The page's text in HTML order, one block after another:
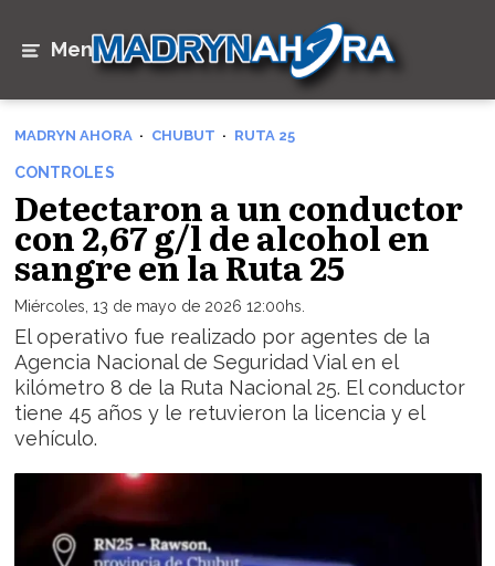
Menú
MADRYN AHORA CHUBUT RUTA 25
CONTROLES
Detectaron a un conductor
con 2,67 g/l de alcohol en
sangre en la Ruta 25
Miércoles, 13 de mayo de 2026 12:00hs.
El operativo fue realizado por agentes de la
Agencia Nacional de Seguridad Vial en el
kilómetro 8 de la Ruta Nacional 25. El conductor
tiene 45 años y le retuvieron la licencia y el
vehículo.